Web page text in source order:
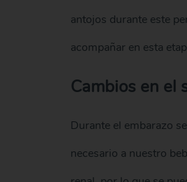
antojos durante este
acompañar en esta
Cambios en el
Durante el embarazo
necesario a nuestro